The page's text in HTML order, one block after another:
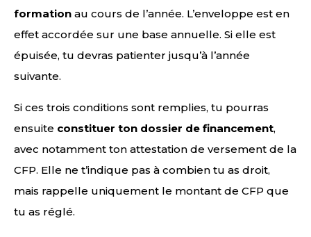
formation au cours de l’année. L’enveloppe est en
effet accordée sur une base annuelle. Si elle est
épuisée, tu devras patienter jusqu’à l’année
suivante.
Si ces trois conditions sont remplies, tu pourras
ensuite constituer ton dossier de financement,
avec notamment ton attestation de versement de la
CFP. Elle ne t’indique pas à combien tu as droit,
mais rappelle uniquement le montant de CFP que
tu as réglé.